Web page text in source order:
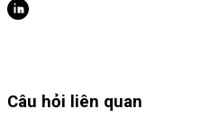
Câu hỏi liên quan